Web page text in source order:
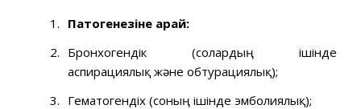
Патогенезіне қарай:
Бронхогендік (солардың ішінде
аспирациялық және обтурациялық);
Гематогендіх (соның ішінде эмболиялық);